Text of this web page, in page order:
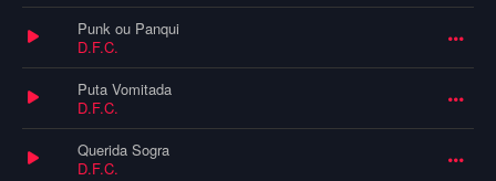
Punk ou Panqui
D.F.C.
Puta Vomitada
D.F.C.
Querida Sogra
D.F.C.